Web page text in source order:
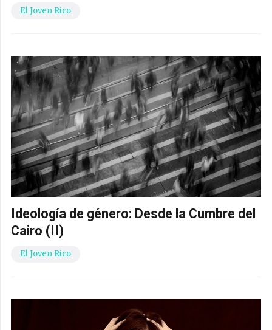
El Joven Rico
Ideología de género: Desde la Cumbre del
Cairo (II)
El Joven Rico